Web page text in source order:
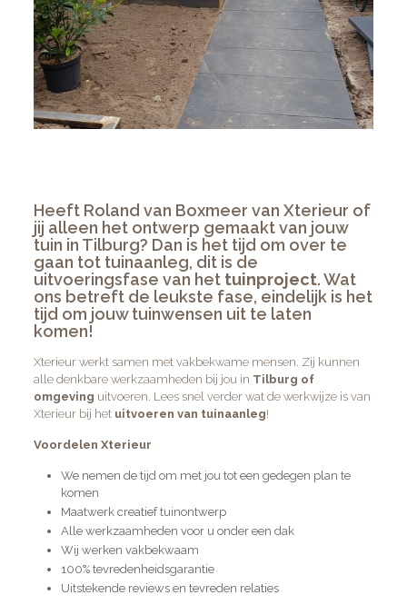
Heeft Roland van Boxmeer van Xterieur of
jij alleen het ontwerp gemaakt van jouw
tuin in Tilburg? Dan is het tijd om over te
gaan tot tuinaanleg, dit is de
uitvoeringsfase van het tuinproject. Wat
ons betreft de leukste fase, eindelijk is het
tijd om jouw tuinwensen uit te laten
komen!
Xterieurwerkt samen met vakbekwame mensen. Zij kunnen
alle denkbare werkzaamheden bij jou in Tilburg of
omgeving uitvoeren. Lees snel verder wat de werkwijze is van
Xterieur bij het uitvoeren van tuinaanleg!
Voordelen Xterieur
We nemen de tijd om met jou tot een gedegen plan te
komen
Maatwerk creatief tuinontwerp
Alle werkzaamheden voor u onder een dak
Wij werken vakbekwaam
100% tevredenheidsgarantie
Uitstekende reviews en tevreden relaties